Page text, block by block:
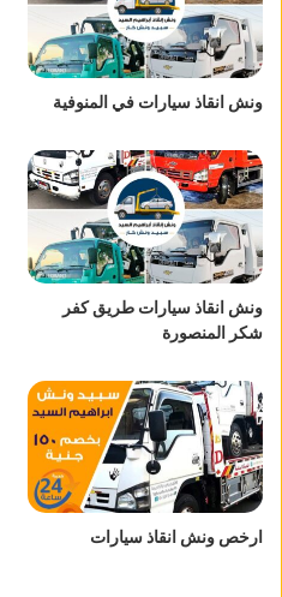
ونش انقاذ سيارات في المنوفية
ونش انقاذ سيارات طريق كفر
شكر المنصورة
ارخص ونش انقاذ سيارات